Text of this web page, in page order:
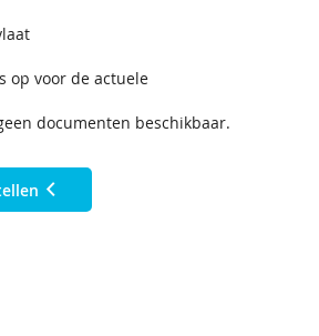
op voor de actuele
documenten beschikbaar.